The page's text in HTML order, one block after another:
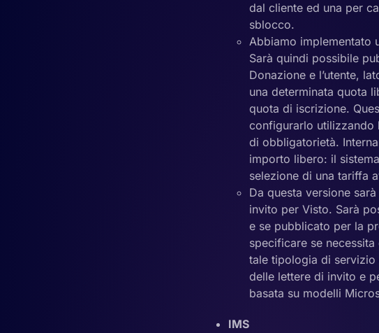
dal cliente ed una per
sblocco.
Abbiamo implementato
Sarà quindi possibile
Donazione e l’utente,
una determinata quota
quota di iscrizione.
configurarlo utilizzando
di obbligatorietà.
importo libero: il
selezione di una tariffa
Da questa versione
invito per Visto. Sarà
e se pubblicato per la
specificare se
tale tipologia di servizio
delle lettere di invito e
basata su modelli
IMS